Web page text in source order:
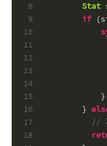
8
9
10
11
12
13
14
15
16
17
18
Stat
if
            }
        }
//